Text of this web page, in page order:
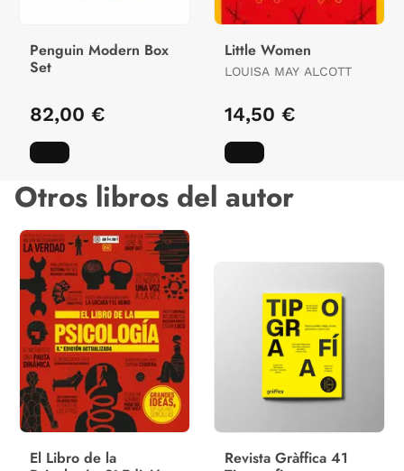
Penguin Modern Box
Set
82,00 €
Little Women
LOUISA MAY ALCOTT
14,50 €
Otros libros del autor
El Libro de la
Revista Gràffica 41